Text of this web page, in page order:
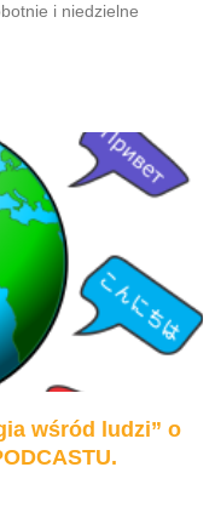
i niedzielne
wśród ludzi” o